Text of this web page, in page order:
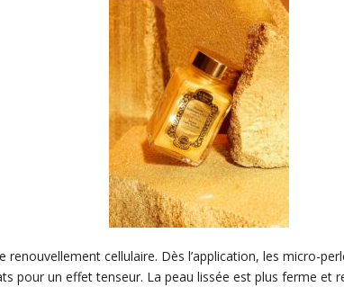
renouvellement cellulaire. Dès l’application, les micro-
pour un effet tenseur. La peau lissée est plus ferme et